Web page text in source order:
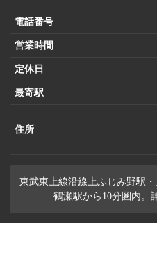
電話番号
営業時間
定休日
最寄駅
住所
東武東上線沿線上ふじみ野駅
鶴瀬駅から10分圏内。